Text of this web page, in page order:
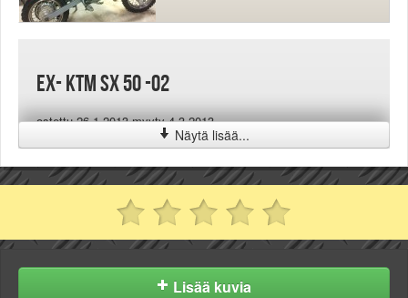
Näytä lisää...
EX- KTM SX 50 -02
ostettu 26.1.2013 myyty 4.3.2013
Lisää kuvia